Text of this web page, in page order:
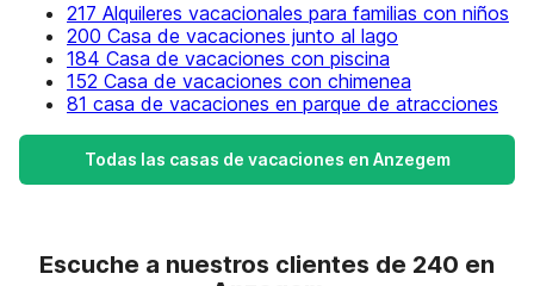
217 Alquileres vacacionales para familias con niños
200 Casa de vacaciones junto al lago
184 Casa de vacaciones con piscina
152 Casa de vacaciones con chimenea
81 casa de vacaciones en parque de atracciones
Todas las casas de vacaciones en Anzegem
Escuche a nuestros clientes de 240 en